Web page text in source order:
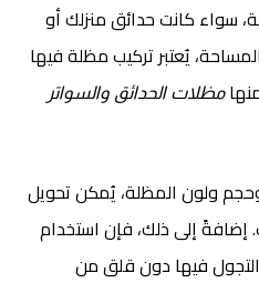
سواء كانت حدائق منزلك أو
يُعتبر تركيب مظلة فيها
مظلات الحدائق والسواتر
ولون المظلة، يُمكن تحويل
إلى ذلك، فإن استخدام
فيها دون قلق من